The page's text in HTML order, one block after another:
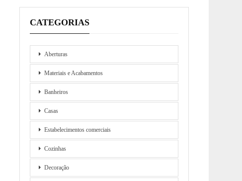
CATEGORIAS
Aberturas
Materiais e Acabamentos
Banheiros
Casas
Estabelecimentos comerciais
Cozinhas
Decoração